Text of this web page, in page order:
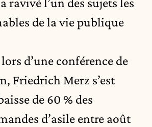
de la vie publique
d’une conférence de
Friedrich Merz s’est
de 60 % des
d’asile entre août